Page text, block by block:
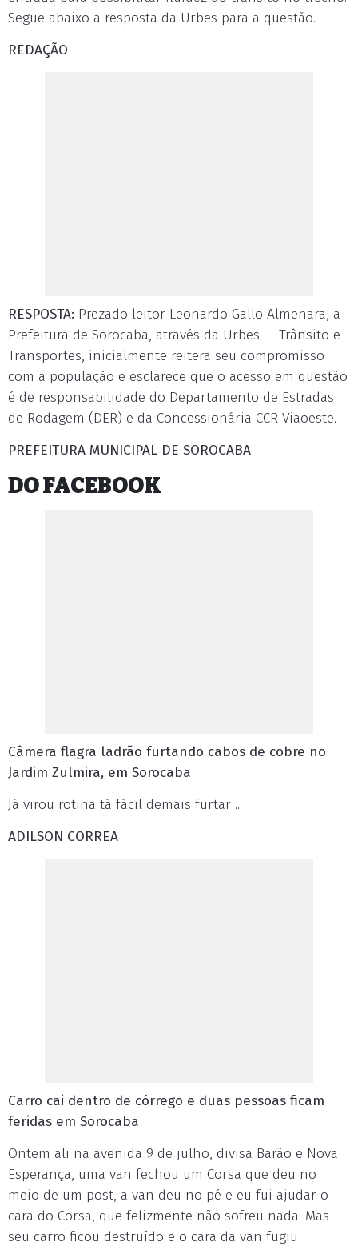
Segue abaixo a resposta da Urbes para a questão.
REDAÇÃO
RESPOSTA: Prezado leitor Leonardo Gallo Almenara, a
Prefeitura de Sorocaba, através da Urbes -- Trânsito e
Transportes, inicialmente reitera seu compromisso
com a população e esclarece que o acesso em questão
é de responsabilidade do Departamento de Estradas
de Rodagem (DER) e da Concessionária CCR Viaoeste.
PREFEITURA MUNICIPAL DE SOROCABA
DO FACEBOOK
Câmera flagra ladrão furtando cabos de cobre no
Jardim Zulmira, em Sorocaba
Já virou rotina tá fácil demais furtar ...
ADILSON CORREA
Carro cai dentro de córrego e duas pessoas ficam
feridas em Sorocaba
Ontem ali na avenida 9 de julho, divisa Barão e Nova
Esperança, uma van fechou um Corsa que deu no
meio de um post, a van deu no pé e eu fui ajudar o
cara do Corsa, que felizmente não sofreu nada. Mas
seu carro ficou destruído e o cara da van fugiu